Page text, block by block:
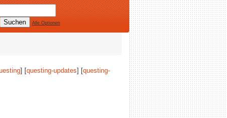
Alle Optionen
] [questing-updates] [questing-